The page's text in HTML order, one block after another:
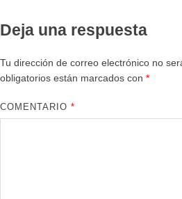
Deja una respuesta
Tu dirección de correo electrónico no
obligatorios están marcados con *
COMENTARIO*